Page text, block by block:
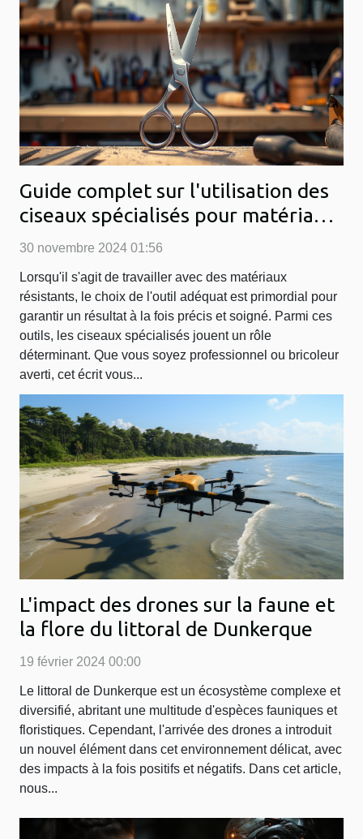
Guide complet sur l'utilisation des
ciseaux spécialisés pour matériaux
résistants
30 novembre 2024 01:56
Lorsqu'il s'agit de travailler avec des matériaux
résistants, le choix de l'outil adéquat est primordial pour
garantir un résultat à la fois précis et soigné. Parmi ces
outils, les ciseaux spécialisés jouent un rôle
déterminant. Que vous soyez professionnel ou bricoleur
averti, cet écrit vous...
L'impact des drones sur la faune et
la flore du littoral de Dunkerque
19 février 2024 00:00
Le littoral de Dunkerque est un écosystème complexe et
diversifié, abritant une multitude d'espèces fauniques et
floristiques. Cependant, l'arrivée des drones a introduit
un nouvel élément dans cet environnement délicat, avec
des impacts à la fois positifs et négatifs. Dans cet article,
nous...